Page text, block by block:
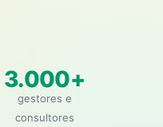
3.000+
gestores e
consultores